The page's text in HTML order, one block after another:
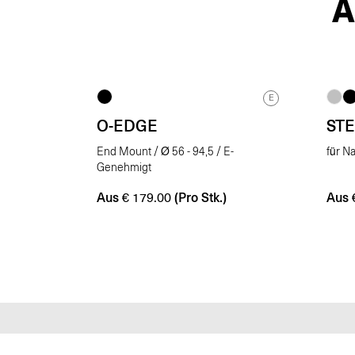
E
O-EDGE
End Mount / Ø 56 - 94,5 / E-
Genehmigt
Aus € 179.00 (Pro Stk.)
für
Aus